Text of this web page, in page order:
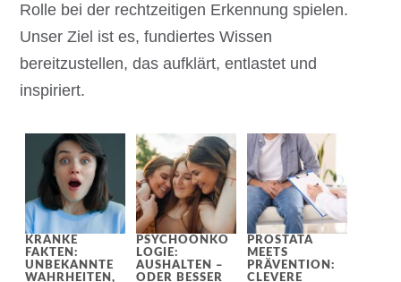
Rolle bei der rechtzeitigen Erkennung spielen.
Unser Ziel ist es, fundiertes Wissen
bereitzustellen, das aufklärt, entlastet und
inspiriert.
KRANKE
FAKTEN:
UNBEKANNTE
WAHRHEITEN,
PSYCHOONKO
LOGIE:
AUSHALTEN –
ODER BESSER
PROSTATA
MEETS
PRÄVENTION:
CLEVERE